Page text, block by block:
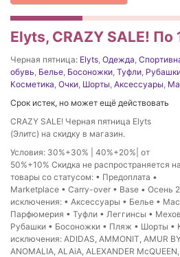
Elyts, CRAZY SALE! По
Черная пятница: Elyts Одежда
обувь Белье Босоножки Туфли
Косметика Очки Шорты Аксессуары
Срок истек, но может ещё действовать
CRAZY SALE! Черная пятница Elyts
(Элитс) на скидку в магазин.
Условия: 30%+30% | 40%+20%| от
50%+10% Скидка не распространяется на
товары со статусом: • Предоплата •
Marketplace • Carry-over • Base • Осень
исключения: • Аксессуары • Белье •
Парфюмерия • Туфли • Леггинсы •
Рубашки • Босоножки • Пляж • Шорты •
исключения: ADIDAS, AMMONIT, AMUR
ANOMALIA, ALAiA, ALEXANDER